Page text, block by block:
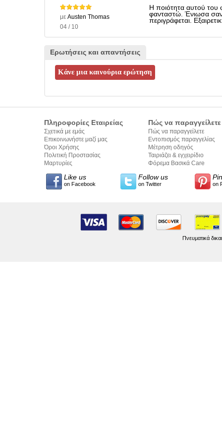
με Austen Thomas
04 / 10
Η ποιότητα αυτού
φανταστώ. Ένιωσα σαν
περιγράφεται.
Ερωτήσεις και απαντήσεις
Πληροφορίες Εταιρείας
Σχετικά με εμάς
Επικοινωνήστε μαζί μας
Όροι Χρήσης
Πολιτική Προστασίας
Προσωπικών Δεδομένων
Μαρτυρίες
Πώς να παραγγείλετε
Πώς να παραγγείλετε
Εντοπισμός παραγγελίας
Μέτρηση οδηγός
Ταιριάζει & εγχειρίδιο
σύνταξης κειμένων
Φόρεμα Βασικά Care
Like us
on Facebook
Follow us
on Twitter on
Πνευματικά